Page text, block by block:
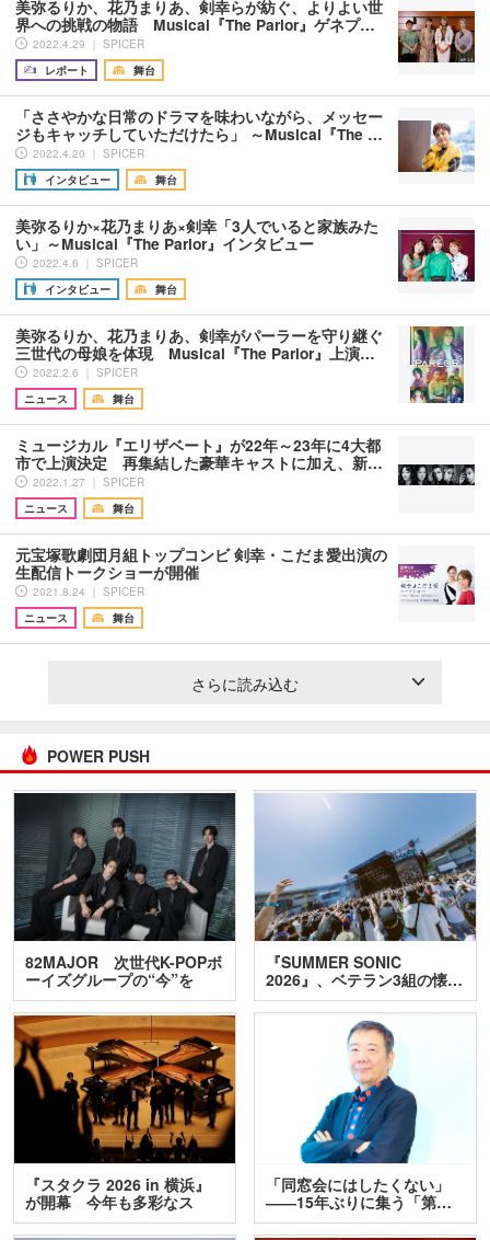
美弥るりか、花乃まりあ、剣幸らが紡ぐ、よりよい世
界への挑戦の物語 Musical『The Parlor』ゲネプ…
2022.4.29 ｜ SPICER
レポート
舞台
「ささやかな日常のドラマを味わいながら、メッセー
ジもキャッチしていただけたら」 ～Musical『The …
2022.4.20 ｜ SPICER
インタビュー
舞台
美弥るりか×花乃まりあ×剣幸「3人でいると家族みた
い」～Musical『The Parlor』インタビュー
2022.4.6 ｜ SPICER
インタビュー
舞台
美弥るりか、花乃まりあ、剣幸がパーラーを守り継ぐ
三世代の母娘を体現 Musical『The Parlor』上演…
2022.2.6 ｜ SPICER
ニュース
舞台
ミュージカル『エリザベート』が22年～23年に4大都
市で上演決定 再集結した豪華キャストに加え、新…
2022.1.27 ｜ SPICER
ニュース
舞台
元宝塚歌劇団月組トップコンビ 剣幸・こだま愛出演の
生配信トークショーが開催
2021.8.24 ｜ SPICER
ニュース
舞台
さらに読み込む
POWER PUSH
82MAJOR 次世代K-POPボ
ーイズグループの“今”を
訊…
『SUMMER SONIC
2026』、ベテラン3組の懐…
『スタクラ 2026 in 横浜』
が開幕 今年も多彩なス
テ…
「同窓会にはしたくない」
――15年ぶりに集う「第…